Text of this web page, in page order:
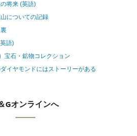
将来 (英語)
についての記録
語)
宝石・鉱物コレクション
イヤモンドにはストーリーがある
Gオンラインへ